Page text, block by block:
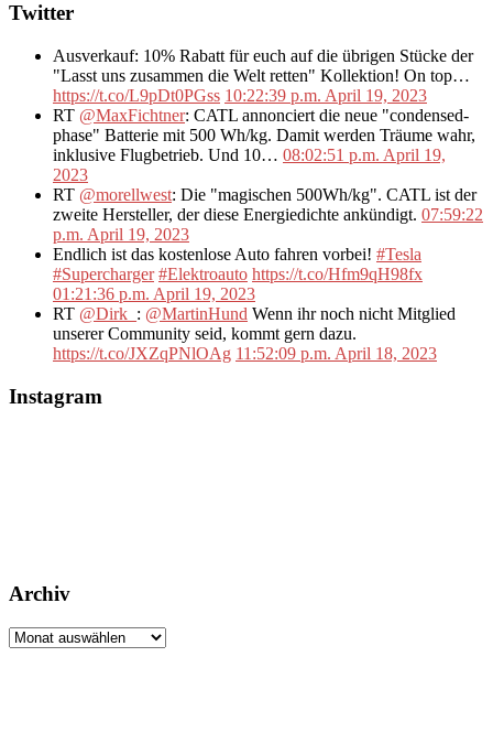
Twitter
Ausverkauf: 10% Rabatt für euch auf die übrigen Stücke der
"Lasst uns zusammen die Welt retten" Kollektion! On top…
https://t.co/L9pDt0PGss 10:22:39 p.m. April 19, 2023
RT @MaxFichtner: CATL annonciert die neue "condensed-
phase" Batterie mit 500 Wh/kg. Damit werden Träume wahr,
inklusive Flugbetrieb. Und 10… 08:02:51 p.m. April 19,
2023
RT @morellwest: Die "magischen 500Wh/kg". CATL ist der
zweite Hersteller, der diese Energiedichte ankündigt. 07:59:22
p.m. April 19, 2023
Endlich ist das kostenlose Auto fahren vorbei! #Tesla
#Supercharger #Elektroauto https://t.co/Hfm9qH98fx
01:21:36 p.m. April 19, 2023
RT @Dirk_ : @MartinHund Wenn ihr noch nicht Mitglied
unserer Community seid, kommt gern dazu.
https://t.co/JXZqPNlOAg 11:52:09 p.m. April 18, 2023
Instagram
Archiv
Archiv